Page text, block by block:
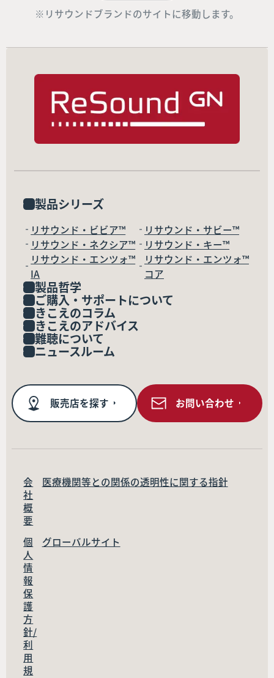
※リサウンドブランドのサイトに移動します。
製品シリーズ
リサウンド・ビビア™
リサウンド・サビー™
リサウンド・ネクシア™
リサウンド・キー™
リサウンド・エンツォ™
IA
リサウンド・エンツォ™
コア
製品哲学
ご購入・サポートについて
きこえのコラム
きこえのアドバイス
難聴について
ニュースルーム
販売店を探す お問い合わせ
会
社
概
要
医療機関等との関係の透明性に関する指針
個
人
情
報
保
護
方
針/
利
用
規
グローバルサイト